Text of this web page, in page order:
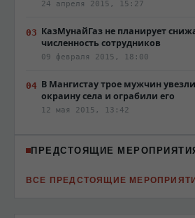
24 апреля 2015, 15:27
КазМунайГаз не планирует
численность сотрудников
09 февраля 2015, 18:00
В Мангистау трое мужчин
окраину села и ограбили его
12 мая 2015, 13:42
ПРЕДСТОЯЩИЕ
ВСЕ ПРЕДСТОЯЩИЕ